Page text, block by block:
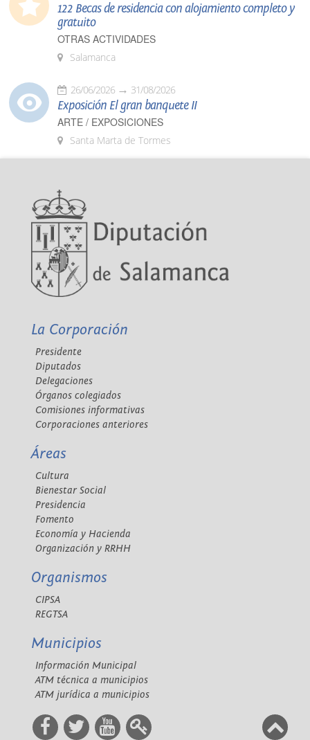
122 Becas de residencia con alojamiento completo y
gratuito
OTRAS ACTIVIDADES
Salamanca
26/06/2026 31/08/2026
Exposición El gran banquete II
ARTE / EXPOSICIONES
Santa Marta de Tormes
La Corporación
Presidente
Diputados
Delegaciones
Órganos colegiados
Comisiones informativas
Corporaciones anteriores
Áreas
Cultura
Bienestar Social
Presidencia
Fomento
Economía y Hacienda
Organización y RRHH
Organismos
CIPSA
REGTSA
Municipios
Información Municipal
ATM técnica a municipios
ATM jurídica a municipios